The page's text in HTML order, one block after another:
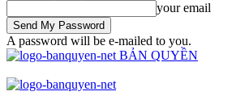
your email
A password will be e-mailed to you.
BẢN QUYỀN